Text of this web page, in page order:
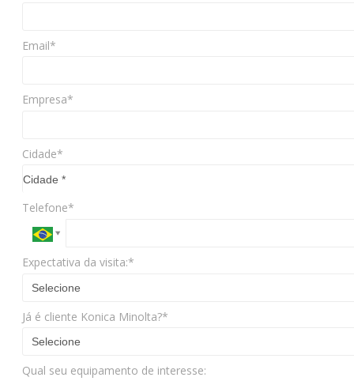
Email*
Empresa*
Cidade*
Cidade *
Cidade*
Telefone*
Expectativa da visita:*
Já é cliente Konica Minolta?*
Qual seu equipamento de interesse: